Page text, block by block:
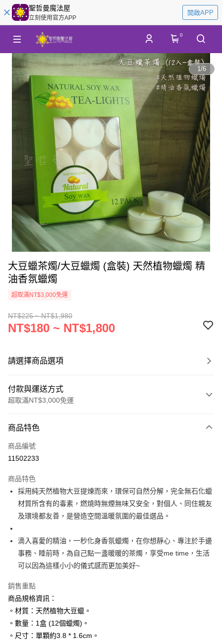
聖哲曼魔法屋
立刻使用官方APP
開啟APP
0
1/6
大豆蠟茶燭/大豆蠟燭 (盒裝) 天然植物蠟燭 精
油香氛蠟燭
超取滿NT$3,000免運
NT$225 ~ NT$1,980
NT$180 ~ NT$1,800
請選擇商品選項
付款與運送方式
超取滿NT$3,000免運
信用卡一次付款
超商取貨付款
Apple Pay
街口支付
ATM付款
運送方式
全家取貨付款
每筆NT$80，滿NT$3,000(含以上)免運費
7-11取貨付款
每筆NT$80，滿NT$3,000(含以上)免運費
商品特色
商品編號
11502233
商品特色
採用純天然植物大豆提煉而來，環保可自然分解，完全無石化蠟
材質所含有的毒素，燃燒時無煙無味又安全，對個人、同住親友
及環境都友善，是營造空間溫暖氛圍的最佳選品。
滴入喜愛的精油，一秒化身香氛蠟燭，在你想靜心、專注於手邊
事務、睡前時，為自己點一盞暖暖的茶燭，享受me time，生活
可以因為這樣小小的儀式感而更加美好~
銷售重點
商品規格資訊：
。材質：天然植物大豆蠟。
。數量：1盒 (12個蠟燭)。
。尺寸：單顆約3.8 * 1.6cm。